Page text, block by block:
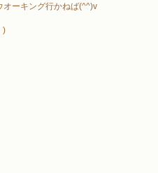
オーキング行かねば(^^)v
)